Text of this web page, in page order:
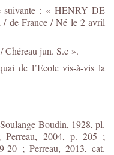
suivante : « HENRY DE
de France / Né le 2 avril
Chéreau jun. S.c ».
de l’Ecole vis-à-vis la
Boudin, 1928, pl.
2004, p. 205 ;
20 ; Perreau, 2013, cat.